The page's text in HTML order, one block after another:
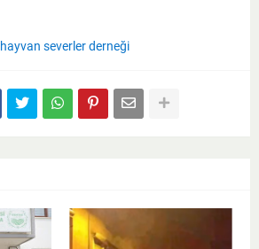
hayvan severler derneği